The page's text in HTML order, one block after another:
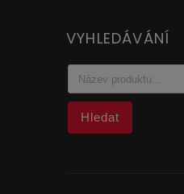
VYHLEDÁVÁNÍ
Hledat